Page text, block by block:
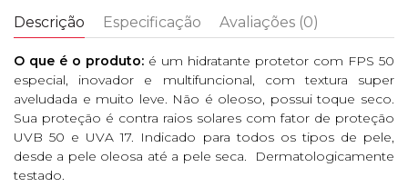
Descrição Especificação Avaliações (0)
O que é o produto: é um hidratante protetor com FPS 50
especial, inovador e multifuncional, com textura super
aveludada e muito leve. Não é oleoso, possui toque seco.
Sua proteção é contra raios solares com fator de proteção
UVB 50 e UVA 17. Indicado para todos os tipos de pele,
desde a pele oleosa até a pele seca. Dermatologicamente
testado.